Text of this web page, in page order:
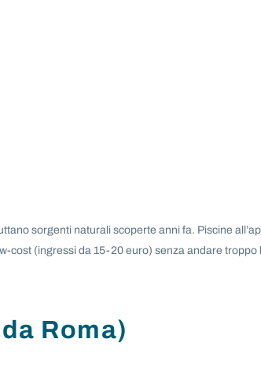
sorgenti naturali scoperte anni fa. Piscine
cost (ingressi da 15-20 euro) senza andare troppo
Roma)